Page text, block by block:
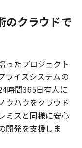
のクラウドで
ったプロジェクト
ライズシステムの
時間365日有人に
ウハウをクラウド
ミスと同様に安心
開発を支援しま